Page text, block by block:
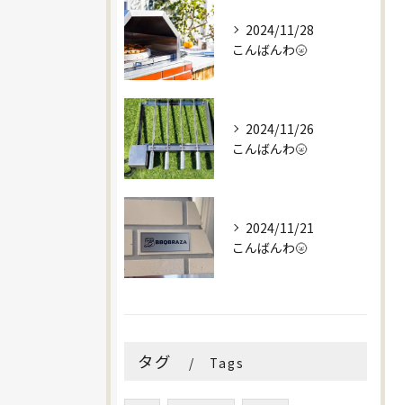
2024/11/28
こんばんわ🌝
2024/11/26
こんばんわ🌝
2024/11/21
こんばんわ🌝
タグ Tags